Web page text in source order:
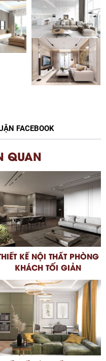
FACEBOOK
QUAN
KẾ NỘI THẤT PHÒNG
KHÁCH TỐI GIẢN